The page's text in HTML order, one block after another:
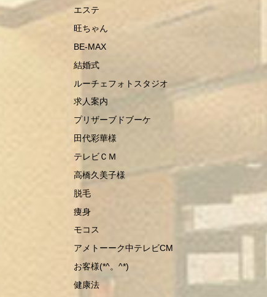
エステ
旺ちゃん
BE-MAX
結婚式
ルーチェフォトスタジオ
求人案内
プリザーブドブーケ
田代彩華様
テレビＣＭ
高橋久美子様
脱毛
痩身
モコス
アメトーーク中テレビCM
お客様(*^。^*)
健康法